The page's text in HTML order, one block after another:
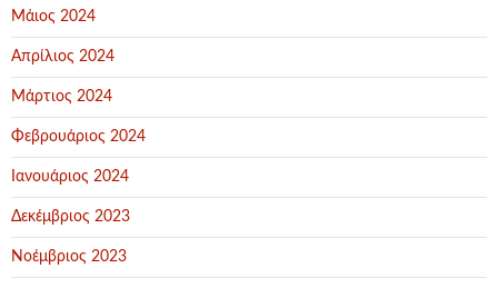
Μάιος 2024
Απρίλιος 2024
Μάρτιος 2024
Φεβρουάριος 2024
Ιανουάριος 2024
Δεκέμβριος 2023
Νοέμβριος 2023